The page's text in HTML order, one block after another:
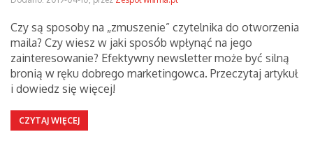
Czy są sposoby na „zmuszenie” czytelnika do otworzenia
maila? Czy wiesz w jaki sposób wpłynąć na jego
zainteresowanie? Efektywny newsletter może być silną
bronią w ręku dobrego marketingowca. Przeczytaj artykuł
i dowiedz się więcej!
CZYTAJ WIĘCEJ